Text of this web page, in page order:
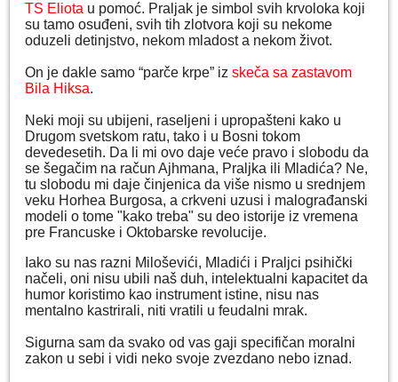
TS Eliota u pomoć. Praljak je simbol svih krvoloka koji
su tamo osuđeni, svih tih zlotvora koji su nekome
oduzeli detinjstvo, nekom mladost a nekom život.
On je dakle samo “parče krpe” iz skeča sa zastavom
Bila Hiksa.
Neki moji su ubijeni, raseljeni i upropašteni kako u
Drugom svetskom ratu, tako i u Bosni tokom
devedesetih. Da li mi ovo daje veće pravo i slobodu da
se šegačim na račun Ajhmana, Praljka ili Mladića? Ne,
tu slobodu mi daje činjenica da više nismo u srednjem
veku Horhea Burgosa, a crkveni uzusi i malograđanski
modeli o tome "kako treba" su deo istorije iz vremena
pre Francuske i Oktobarske revolucije.
Iako su nas razni Miloševići, Mladići i Praljci psihički
načeli, oni nisu ubili naš duh, intelektualni kapacitet da
humor koristimo kao instrument istine, nisu nas
mentalno kastrirali, niti vratili u feudalni mrak.
Sigurna sam da svako od vas gaji specifičan moralni
zakon u sebi i vidi neko svoje zvezdano nebo iznad.